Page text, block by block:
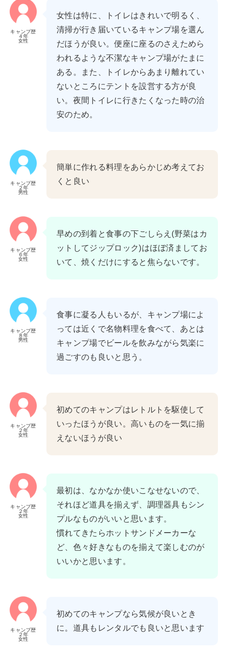
キャンプ歴
４年
女性
女性は特に、トイレはきれいで明るく、
清掃が行き届いているキャンプ場を選ん
だほうが良い。便座に座るのさえためら
われるような不潔なキャンプ場がたまに
ある。また、トイレからあまり離れてい
ないところにテントを設営する方が良
い。夜間トイレに行きたくなった時の治
安のため。
キャンプ歴
２年
男性
簡単に作れる料理をあらかじめ考えてお
くと良い
キャンプ歴
６年
女性
早めの到着と食事の下ごしらえ(野菜はカ
ットしてジップロック)はほぼ済ましてお
いて、焼くだけにすると焦らないです。
キャンプ歴
８年
男性
食事に凝る人もいるが、キャンプ場によ
っては近くで名物料理を食べて、あとは
キャンプ場でビールを飲みながら気楽に
過ごすのも良いと思う。
キャンプ歴
２年
女性
初めてのキャンプはレトルトを駆使して
いったほうが良い。高いものを一気に揃
えないほうが良い
キャンプ歴
２年
女性
最初は、なかなか使いこなせないので、
それほど道具を揃えず、調理器具もシン
プルなものがいいと思います。
慣れてきたらホットサンドメーカーな
ど、色々好きなものを揃えて楽しむのが
いいかと思います。
キャンプ歴
２年
女性
初めてのキャンプなら気候が良いとき
に。道具もレンタルでも良いと思います